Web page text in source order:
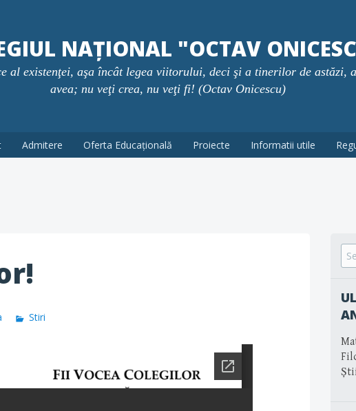
NAȚIONAL "OCTAV
al existenţei, aşa încât legea viitorului, deci şi a tinerilor de astăzi,
avea; nu veţi crea, nu veţi fi! (Octav Onicescu)
Admitere Oferta Educațională Proiecte Informatii utile
Stiri